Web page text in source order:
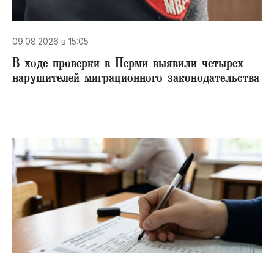
09.08.2026 в 15:05
В ходе проверки в Перми выявили четырех
нарушителей миграционного законодательства